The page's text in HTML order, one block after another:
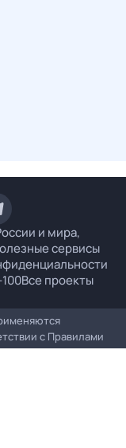
и мира,
сервисы
Все проекты
с Правилами